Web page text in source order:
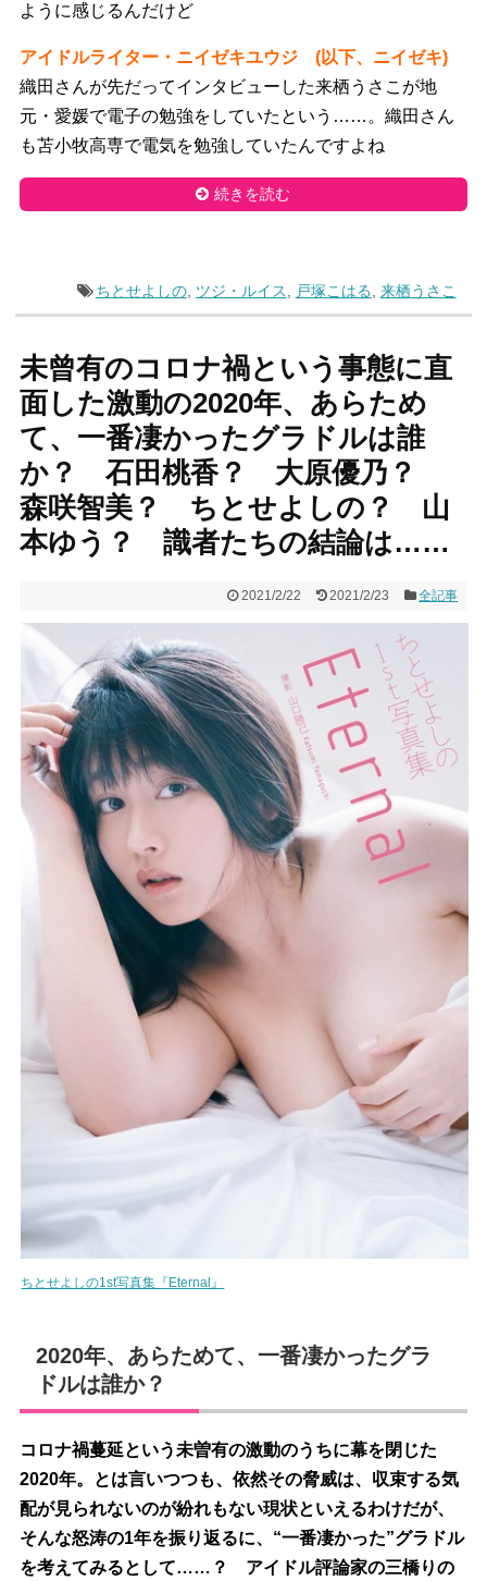
ように感じるんだけど
アイドルライター・ニイゼキユウジ (以下、ニイゼキ)
織田さんが先だってインタビューした来栖うさこが地
元・愛媛で電子の勉強をしていたという……。織田さん
も苫小牧高専で電気を勉強していたんですよね
続きを読む
ちとせよしの, ツジ・ルイス, 戸塚こはる, 来栖うさこ
未曾有のコロナ禍という事態に直
面した激動の2020年、あらため
て、一番凄かったグラドルは誰
か？ 石田桃香？ 大原優乃？
森咲智美？ ちとせよしの？ 山
本ゆう？ 識者たちの結論は……
2021/2/22 2021/2/23 全記事
ちとせよしの1st写真集『Eternal』
2020年、あらためて、一番凄かったグラ
ドルは誰か？
コロナ禍蔓延という未曽有の激動のうちに幕を閉じた
2020年。とは言いつつも、依然その脅威は、収束する気
配が見られないのが紛れもない現状といえるわけだが、
そんな怒涛の1年を振り返るに、“一番凄かった”グラドル
を考えてみるとして……？ アイドル評論家の三橋りの